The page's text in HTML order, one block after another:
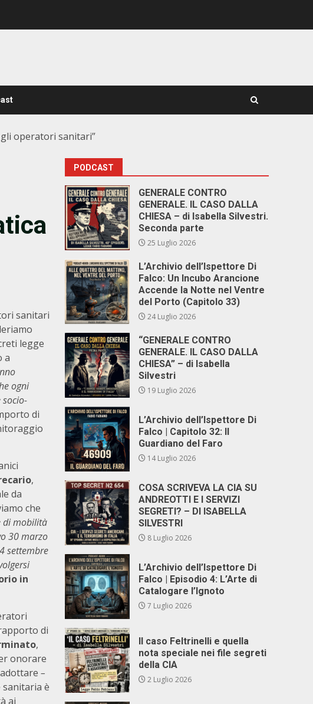
operatori sanitari”
sanitari
legge
a
ogni
di
,
da
che
di mobilità
30 marzo
settembre
in
di
,
onorare
–
è
ai
PODCAST
GENERALE CONTRO
GENERALE. IL CASO DALLA
CHIESA – di Isabella Silvestri.
Seconda parte
25 Luglio 2026
L’Archivio dell’Ispettore Di
Falco: Un Incubo Arancione
Accende la Notte nel Ventre
del Porto (Capitolo 33)
24 Luglio 2026
“GENERALE CONTRO
GENERALE. IL CASO DALLA
CHIESA” – di Isabella
Silvestri
19 Luglio 2026
L’Archivio dell’Ispettore Di
Falco | Capitolo 32: Il
Guardiano del Faro
14 Luglio 2026
COSA SCRIVEVA LA CIA SU
ANDREOTTI E I SERVIZI
SEGRETI? – DI ISABELLA
SILVESTRI
8 Luglio 2026
L’Archivio dell’Ispettore Di
Falco | Episodio 4: L’Arte di
Catalogare l’Ignoto
7 Luglio 2026
Il caso Feltrinelli e quella
nota speciale nei file segreti
della CIA
2 Luglio 2026